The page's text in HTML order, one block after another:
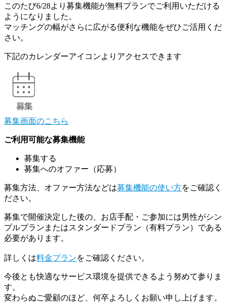
このたび6/28より募集機能が無料プランでご利用いただける
ようになりました。
マッチングの幅がさらに広がる便利な機能をぜひご活用くだ
さい。
下記のカレンダーアイコンよりアクセスできます
募集画面のこちら
ご利用可能な募集機能
募集する
募集へのオファー（応募）
募集方法、オファー方法などは募集機能の使い方をご確認く
ださい。
募集で開催決定した後の、お店手配・ご参加には男性がシン
プルプランまたはスタンダードプラン（有料プラン）である
必要があります。
詳しくは料金プランをご確認ください。
今後とも快適なサービス環境を提供できるよう努めて参りま
す。
変わらぬご愛顧のほど、何卒よろしくお願い申し上げます。